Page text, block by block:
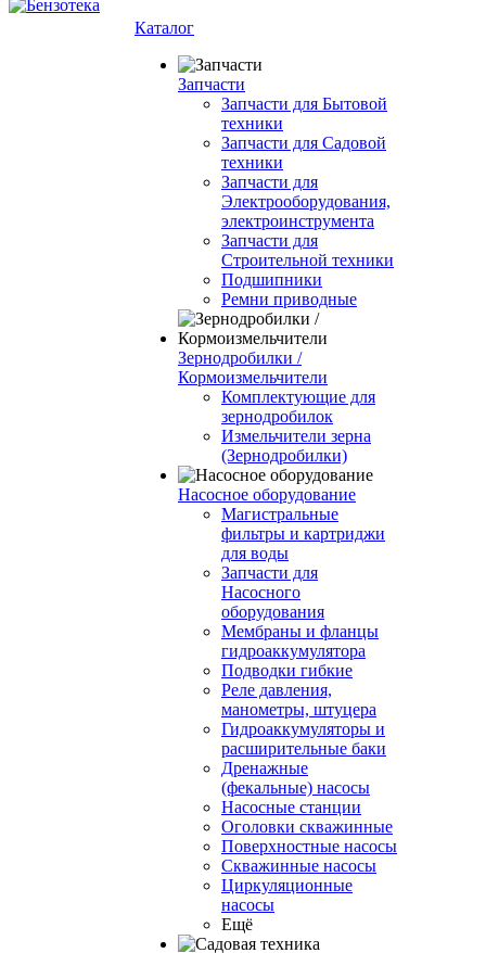
Каталог
Запчасти
Запчасти для Бытовой
техники
Запчасти для Садовой
техники
Запчасти для
Электрооборудования,
электроинструмента
Запчасти для
Строительной техники
Подшипники
Ремни приводные
Зернодробилки /
Кормоизмельчители
Комплектующие для
зернодробилок
Измельчители зерна
(Зернодробилки)
Насосное оборудование
Магистральные
фильтры и картриджи
для воды
Запчасти для
Насосного
оборудования
Мембраны и фланцы
гидроаккумулятора
Подводки гибкие
Реле давления,
манометры, штуцера
Гидроаккумуляторы и
расширительные баки
Дренажные
(фекальные) насосы
Насосные станции
Оголовки скважинные
Поверхностные насосы
Скважинные насосы
Циркуляционные
насосы
Ещё